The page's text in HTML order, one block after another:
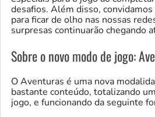
desafios. Além disso,
para ficar de olho nas nossas
surpresas continuarão chegando
Sobre o novo modo de jogo:
O Aventuras é uma nova
bastante conteúdo, totalizando
jogo, e funcionando da seguinte